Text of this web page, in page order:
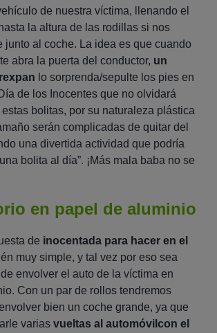
de nuestra víctima, llenando el
la altura de las rodillas si nos
junto al coche. La idea es que cuando
abra la puerta del conductor, un
lo sorprenda/sepulte los pies en
de los Inocentes que no olvidará
bolitas, por su naturaleza plástica
serán complicadas de quitar del
una divertida actividad que podría
bolita al día”. ¡Más mala baba no se
en papel de aluminio
de inocentada para hacer en el
muy simple, y tal vez por eso sea
envolver el auto de la víctima en
Con un par de rollos tendremos
bien un coche grande, ya que
varias vueltas al automóvilcon el